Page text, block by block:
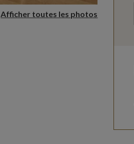
Afficher toutes les photos